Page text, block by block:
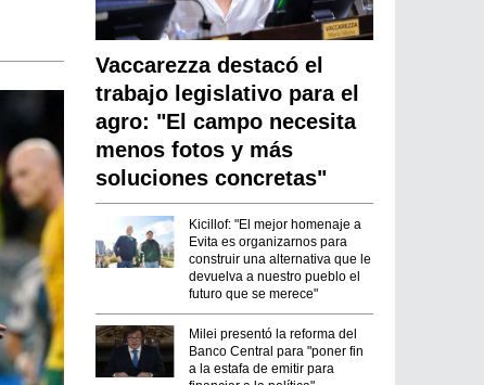
Vaccarezza destacó el
trabajo legislativo para el
agro: "El campo necesita
menos fotos y más
soluciones concretas"
Kicillof: "El mejor homenaje a
Evita es organizarnos para
construir una alternativa que le
devuelva a nuestro pueblo el
futuro que se merece"
Milei presentó la reforma del
Banco Central para "poner fin
a la estafa de emitir para